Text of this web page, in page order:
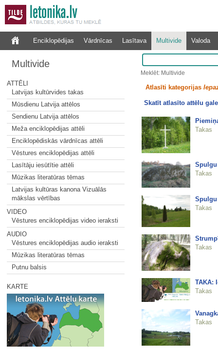
Enciklopēdijas Vārdnīcas Lasītava Multivide Valoda
Multivide
ATTĒLI
Latvijas kultūrvides takas
Mūsdienu Latvija attēlos
Sendienu Latvija attēlos
Meža enciklopēdijas attēli
Enciklopēdiskās vārdnīcas attēli
Vēstures enciklopēdijas attēli
Lasītāju iesūtītie attēli
Mūzikas literatūras tēmas
Latvijas kultūras kanona Vizuālās
mākslas vērtības
VIDEO
Vēstures enciklopēdijas video ieraksti
AUDIO
Vēstures enciklopēdijas audio ieraksti
Mūzikas literatūras tēmas
Putnu balsis
KARTE
Meklēt: Multivide
Atlasīti kategorijas
Skatīt atlasīto attēlu
Takas
Takas
Takas
Takas
TAKA:
Takas
Takas